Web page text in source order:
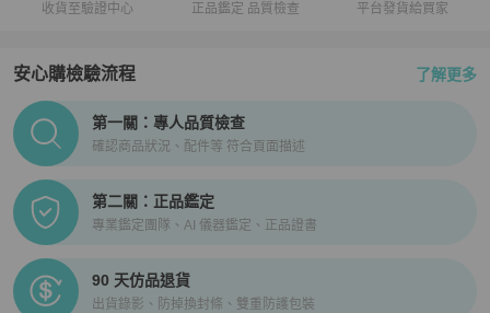
收貨至驗證中心 正品鑑定 品質檢查 平台發貨給買家
安心購檢驗流程 了解更多
PopChill拍拍圈正品驗證、安心購檢驗流程介紹
第一關：專人品質檢查
確認商品狀況、配件等 符合頁面描述
第二關：正品鑑定
專業鑑定團隊、AI 儀器鑑定、正品證書
90 天仿品退貨
出貨錄影、防掉換封條、雙重防護包裝